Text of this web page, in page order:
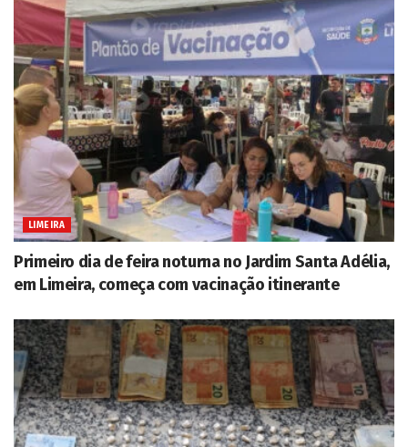
LIMEIRA
Primeiro dia de feira noturna no Jardim Santa Adélia,
em Limeira, começa com vacinação itinerante